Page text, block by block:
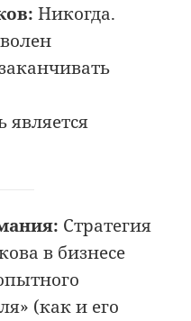
Никогда.
является
Стратегия
в бизнесе
(как и его